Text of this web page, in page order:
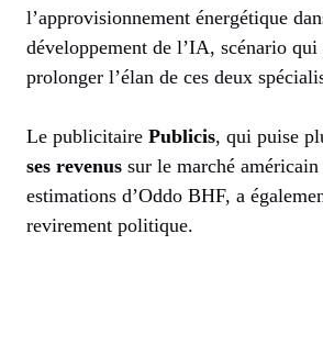
l’approvisionnement énergétique
développement de l’IA, scénario
prolonger l’élan de ces deux
Le publicitaire Publicis, qui puise
ses revenus sur le marché
estimations d’Oddo BHF, a
revirement politique.